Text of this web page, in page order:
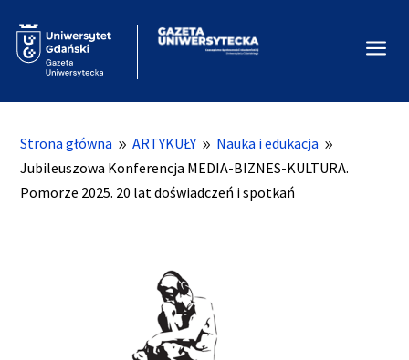
a
Strona główna 9 ARTYKUŁY 9 Nauka i edukacja 9
Jubileuszowa Konferencja MEDIA-BIZNES-KULTURA.
Pomorze 2025. 20 lat doświadczeń i spotkań